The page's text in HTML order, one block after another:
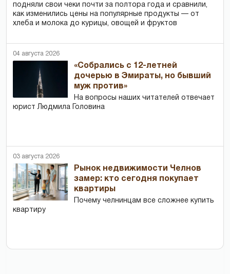
подняли свои чеки почти за полтора года и сравнили,
как изменились цены на популярные продукты — от
хлеба и молока до курицы, овощей и фруктов
04 августа 2026
«Собрались с 12-летней
дочерью в Эмираты, но бывший
муж против»
На вопросы наших читателей отвечает
юрист Людмила Головина
03 августа 2026
Рынок недвижимости Челнов
замер: кто сегодня покупает
квартиры
Почему челнинцам все сложнее купить
квартиру